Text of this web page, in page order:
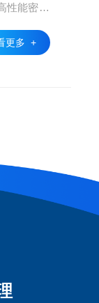
性能密封
更多 +